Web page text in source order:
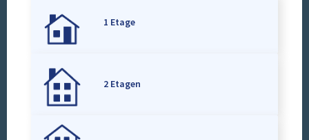
1 Etage
2 Etagen